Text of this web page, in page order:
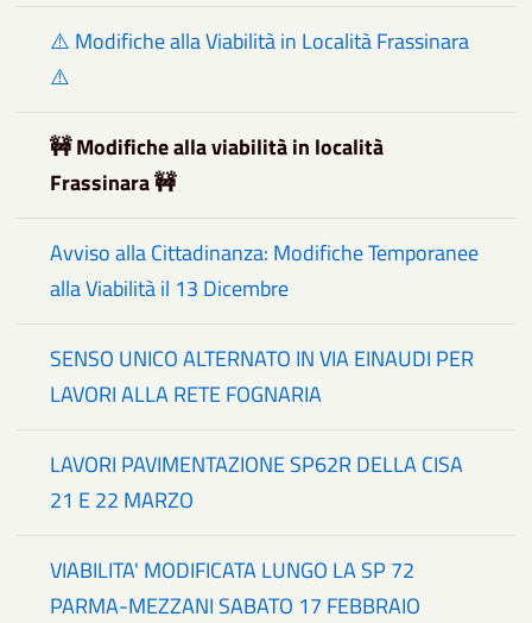
⚠️ Modifiche alla Viabilità in Località Frassinara
⚠️
🚧 Modifiche alla viabilità in località
Frassinara 🚧
Avviso alla Cittadinanza: Modifiche Temporanee
alla Viabilità il 13 Dicembre
SENSO UNICO ALTERNATO IN VIA EINAUDI PER
LAVORI ALLA RETE FOGNARIA
LAVORI PAVIMENTAZIONE SP62R DELLA CISA
21 E 22 MARZO
VIABILITA' MODIFICATA LUNGO LA SP 72
PARMA-MEZZANI SABATO 17 FEBBRAIO